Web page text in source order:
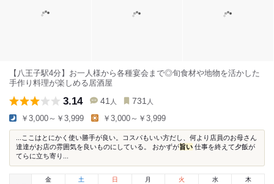
【八王子駅4分】お一人様から各種宴会まで◎旬食材や地物を活かした
手作り料理が楽しめる居酒屋
3.14 41 人 731 人
￥3,000～￥3,999 ￥3,000～￥3,999
...ここはとにかく使い勝手が良い。コスパもいい方だし、何より店員のお母さん
達達がお店の雰囲気を良いものにしている。 おかずが旨い 仕事を終えて夕飯が
てらに立ち寄り...
金
土 日 月 火 水 木